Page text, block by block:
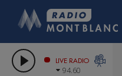
LES
GRAND
LIVE RADIO
94.60